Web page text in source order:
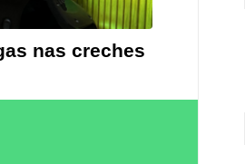
nas creches